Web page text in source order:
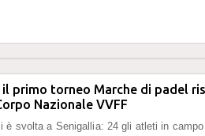
il primo torneo Marche di padel
Nazionale VVFF
è svolta a Senigallia: 24 gli atleti in campo